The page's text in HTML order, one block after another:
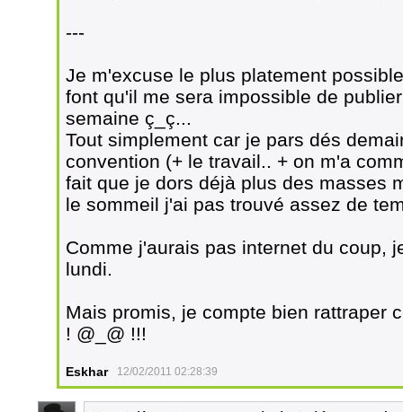
---
Je m'excuse le plus platement
font qu'il me sera impossible de
semaine ç_ç...
Tout simplement car je pars dés
convention (+ le travail.. + on m'a
fait que je dors déjà plus des masses
le sommeil j'ai pas trouvé assez de
Comme j'aurais pas internet du coup,
lundi.
Mais promis, je compte bien rattraper
! @_@ !!!
Eskhar 12/02/2011 02:28:39